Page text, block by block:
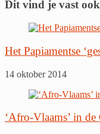
Dit vind je vast
Het Papiamentse
14 oktober 2014
‘Afro-Vlaams’ in de